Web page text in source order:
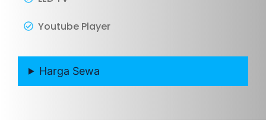
Youtube Player
Harga Sewa